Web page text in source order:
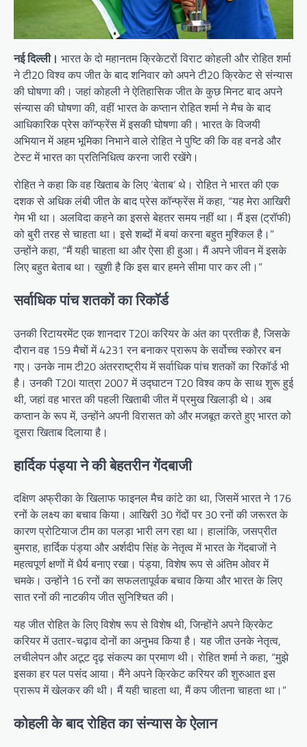
नई दिल्ली। भारत के दो महानतम क्रिकेटरों विराट कोहली और रोहित शर्मा
ने टी20 विश्व कप जीत के बाद शनिवार को अपने टी20 क्रिकेट से संन्यास
की घोषणा की। जहां कोहली ने ऐतिहासिक जीत के कुछ मिनट बाद अपने
संन्यास की घोषणा की, वहीं भारत के कप्तान रोहित शर्मा ने मैच के बाद
आधिकारिक प्रेस कॉन्फ्रेंस में इसकी घोषणा की। भारत के विजयी
अभियान में अहम भूमिका निभाने वाले रोहित ने पुष्टि की कि वह वनडे और
टेस्ट में भारत का प्रतिनिधित्व करना जारी रखेंगे।
रोहित ने कहा कि वह खिताब के लिए ‘बेताब’ थे। रोहित ने भारत की एक
दशक से अधिक लंबी जीत के बाद प्रेस कॉन्फ्रेंस में कहा, “यह मेरा आखिरी
गेम भी था। अलविदा कहने का इससे बेहतर समय नहीं था। मैं इस (ट्रॉफी)
को बुरी तरह से चाहता था। इसे शब्दों में बयां करना बहुत मुश्किल है।”
उन्होंने कहा, “मैं यही चाहता था और ऐसा ही हुआ। मैं अपने जीवन में इसके
लिए बहुत बेताब था। खुशी है कि इस बार हमने सीमा पार कर ली।”
सर्वाधिक पांच शतकों का रिकॉर्ड
उनकी रिटायरमेंट एक शानदार T20I करियर के अंत का प्रतीक है, जिसके
दौरान वह 159 मैचों में 4231 रन बनाकर प्रारूप के सर्वोच्च स्कोरर बन
गए। उनके नाम टी20 अंतरराष्ट्रीय में सर्वाधिक पांच शतकों का रिकॉर्ड भी
है। उनकी T20I यात्रा 2007 में उद्घाटन T20 विश्व कप के साथ शुरू हुई
थी, जहां वह भारत की पहली खिताबी जीत में प्रमुख खिलाड़ी थे। अब
कप्तान के रूप में, उन्होंने अपनी विरासत को और मजबूत करते हुए भारत को
दूसरा खिताब दिलाया है।
हार्दिक पंड्या ने की बेहतरीन गेंदबाजी
दक्षिण अफ्रीका के खिलाफ फाइनल मैच कांटे का था, जिसमें भारत ने 176
रनों के लक्ष्य का बचाव किया। आखिरी 30 गेंदों पर 30 रनों की जरूरत के
कारण प्रोटियाज टीम का पलड़ा भारी लग रहा था। हालांकि, जसप्रीत
बुमराह, हार्दिक पंड्या और अर्शदीप सिंह के नेतृत्व में भारत के गेंदबाजों ने
महत्वपूर्ण क्षणों में धैर्य बनाए रखा। पंड्या, विशेष रूप से अंतिम ओवर में
चमके। उन्होंने 16 रनों का सफलतापूर्वक बचाव किया और भारत के लिए
सात रनों की नाटकीय जीत सुनिश्चित की।
यह जीत रोहित के लिए विशेष रूप से विशेष थी, जिन्होंने अपने क्रिकेट
करियर में उतार-चढ़ाव दोनों का अनुभव किया है। यह जीत उनके नेतृत्व,
लचीलेपन और अटूट दृढ़ संकल्प का प्रमाण थी। रोहित शर्मा ने कहा, “मुझे
इसका हर पल पसंद आया। मैंने अपने क्रिकेट करियर की शुरुआत इस
प्रारूप में खेलकर की थी। मैं यही चाहता था, मैं कप जीतना चाहता था।”
कोहली के बाद रोहित का संन्यास के ऐलान